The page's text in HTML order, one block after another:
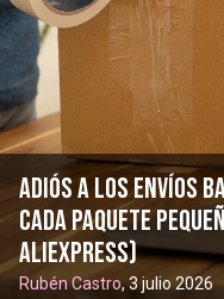
Adiós a los envíos
cada paquete
AliExpress)
Rubén Castro, 3 julio 2026